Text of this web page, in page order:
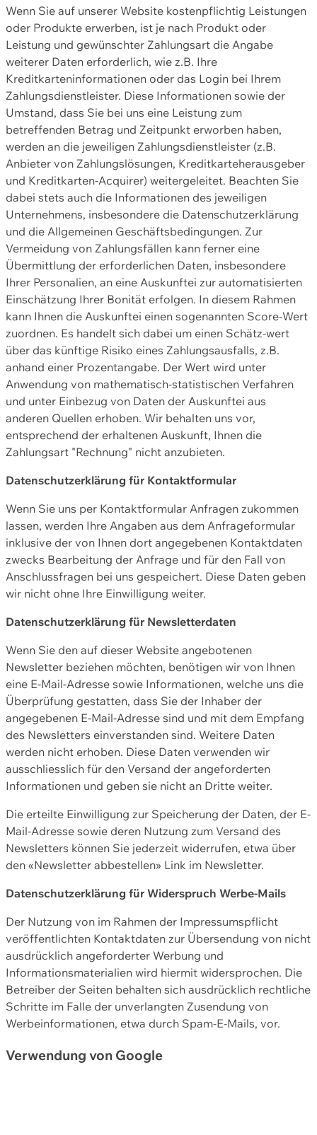
Wenn Sie auf unserer Website kostenpflichtig Leistungen
oder Produkte erwerben, ist je nach Produkt oder
Leistung und gewünschter Zahlungsart die Angabe
weiterer Daten erforderlich, wie z.B. Ihre
Kreditkarteninformationen oder das Login bei Ihrem
Zahlungsdienstleister. Diese Informationen sowie der
Umstand, dass Sie bei uns eine Leistung zum
betreffenden Betrag und Zeitpunkt erworben haben,
werden an die jeweiligen Zahlungsdienstleister (z.B.
Anbieter von Zahlungslösungen, Kreditkarteherausgeber
und Kreditkarten-Acquirer) weitergeleitet. Beachten Sie
dabei stets auch die Informationen des jeweiligen
Unternehmens, insbesondere die Datenschutzerklärung
und die Allgemeinen Geschäftsbedingungen. Zur
Vermeidung von Zahlungsfällen kann ferner eine
Übermittlung der erforderlichen Daten, insbesondere
Ihrer Personalien, an eine Auskunftei zur automatisierten
Einschätzung Ihrer Bonität erfolgen. In diesem Rahmen
kann Ihnen die Auskunftei einen sogenannten Score-Wert
zuordnen. Es handelt sich dabei um einen Schätz-wert
über das künftige Risiko eines Zahlungsausfalls, z.B.
anhand einer Prozentangabe. Der Wert wird unter
Anwendung von mathematisch-statistischen Verfahren
und unter Einbezug von Daten der Auskunftei aus
anderen Quellen erhoben. Wir behalten uns vor,
entsprechend der erhaltenen Auskunft, Ihnen die
Zahlungsart "Rechnung" nicht anzubieten.
Datenschutzerklärung für Kontaktformular
Wenn Sie uns per Kontaktformular Anfragen zukommen
lassen, werden Ihre Angaben aus dem Anfrageformular
inklusive der von Ihnen dort angegebenen Kontaktdaten
zwecks Bearbeitung der Anfrage und für den Fall von
Anschlussfragen bei uns gespeichert. Diese Daten geben
wir nicht ohne Ihre Einwilligung weiter.
Datenschutzerklärung für Newsletterdaten
Wenn Sie den auf dieser Website angebotenen
Newsletter beziehen möchten, benötigen wir von Ihnen
eine E-Mail-Adresse sowie Informationen, welche uns die
Überprüfung gestatten, dass Sie der Inhaber der
angegebenen E-Mail-Adresse sind und mit dem Empfang
des Newsletters einverstanden sind. Weitere Daten
werden nicht erhoben. Diese Daten verwenden wir
ausschliesslich für den Versand der angeforderten
Informationen und geben sie nicht an Dritte weiter.
Die erteilte Einwilligung zur Speicherung der Daten, der E-
Mail-Adresse sowie deren Nutzung zum Versand des
Newsletters können Sie jederzeit widerrufen, etwa über
den «Newsletter abbestellen» Link im Newsletter.
Datenschutzerklärung für Widerspruch Werbe-Mails
Der Nutzung von im Rahmen der Impressumspflicht
veröffentlichten Kontaktdaten zur Übersendung von nicht
ausdrücklich angeforderter Werbung und
Informationsmaterialien wird hiermit widersprochen. Die
Betreiber der Seiten behalten sich ausdrücklich rechtliche
Schritte im Falle der unverlangten Zusendung von
Werbeinformationen, etwa durch Spam-E-Mails, vor.
Verwendung von Google